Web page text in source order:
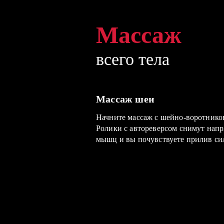
Массаж
всего тела
Массаж шеи
Начните массаж с шейно-
Ролики с автореверсом снимут
мышц и вы почувствуете прилив
Массаж
всего тела
Массаж спины
Массируйте каждую зону 3-5
лёгкость в спине. Следите, чтобы
ролики не задевали позвоночник.
Массаж
всего тела
Массаж бедер
Для профилактики целлюлита
массажную подушку под бёдра и
функцию прогрева.